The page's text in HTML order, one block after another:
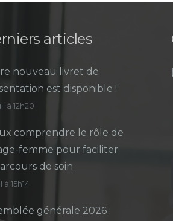
articles
nouveau livret de
est disponible !
à 12h20
comprendre le rôle de
femme pour faciliter
de soin
à 15h14
générale 2026 :